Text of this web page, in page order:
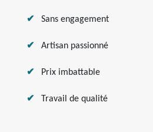
Sans engagement
Artisan passionné
Prix imbattable
Travail de qualité